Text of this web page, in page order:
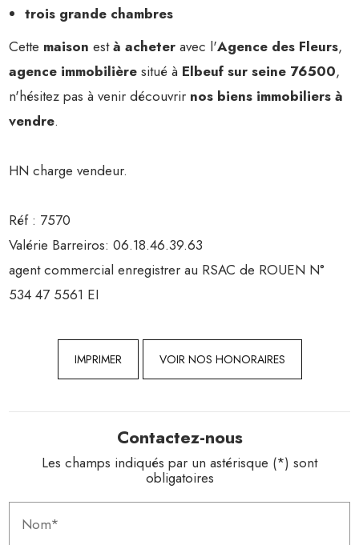
trois grande chambres
Cette maisonestà acheter avec l'Agence des Fleurs,
agence immobilière situé à Elbeuf sur seine 76500,
n'hésitez pas à venir découvrir nos biens immobiliers à
vendre.
HN charge vendeur.
Réf : 7570
Valérie Barreiros: 06.18.46.39.63
agent commercial enregistrer au RSAC de ROUEN N°
534 47 5561 EI
IMPRIMER VOIR NOS HONORAIRES
Contactez-nous
Les champs indiqués par un astérisque (*) sont
obligatoires
Nom*